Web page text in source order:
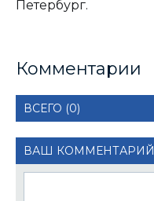
Петербург.
Комментарии
ВСЕГО (0)
ВАШ КОММЕНТАРИЙ